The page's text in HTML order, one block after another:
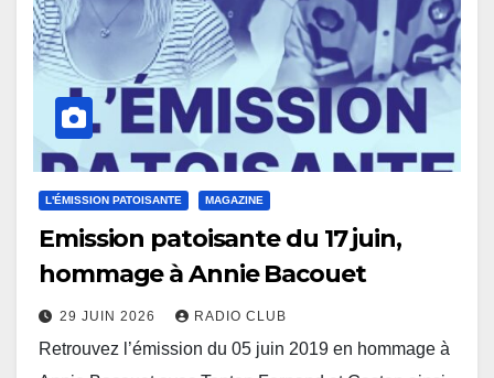
L'ÉMISSION PATOISANTE MAGAZINE
Emission patoisante du 17 juin,
hommage à Annie Bacouet
29 JUIN 2026 RADIO CLUB
Retrouvez l’émission du 05 juin 2019 en hommage à